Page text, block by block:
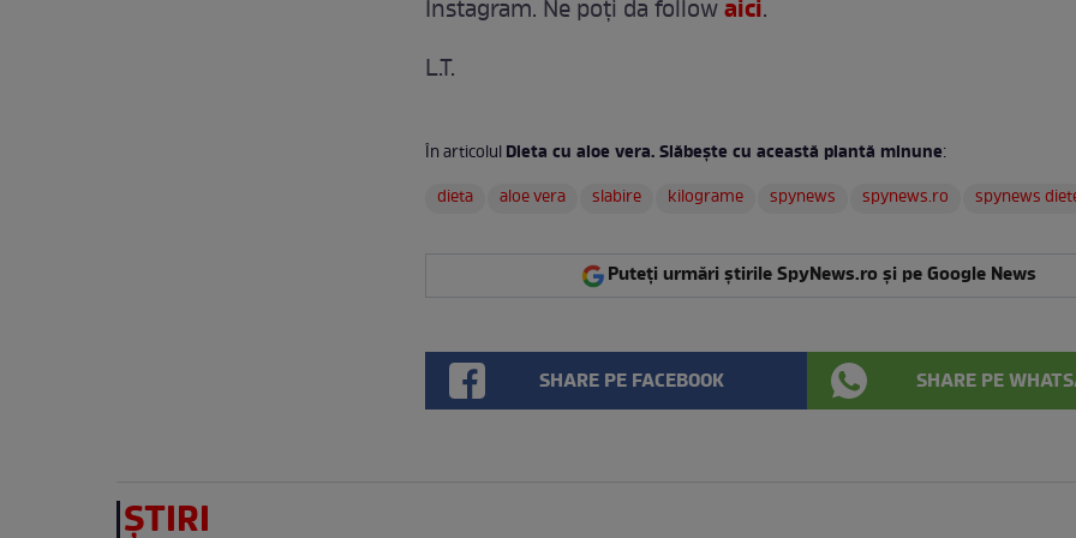
Instagram. Ne poți da followaici.
L.T.
În articolulDieta cu aloe vera. Slăbeşte cu această plantă minune:
dieta
aloe vera slabire kilograme spynews spynews.ro spynews
Puteți urmări știrile SpyNews.ro și pe Google News
SHARE PE FACEBOOK SHARE PE
ȘTIRI